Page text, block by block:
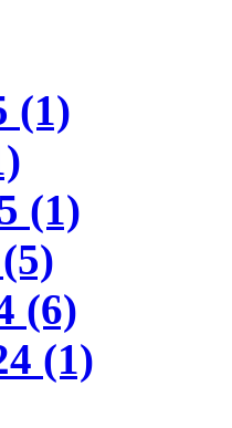
(1)
(1)
(6)
(1)